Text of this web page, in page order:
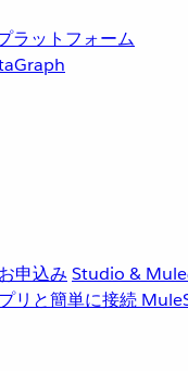
ラットフォーム
申込み Studio &
リと簡単に接続